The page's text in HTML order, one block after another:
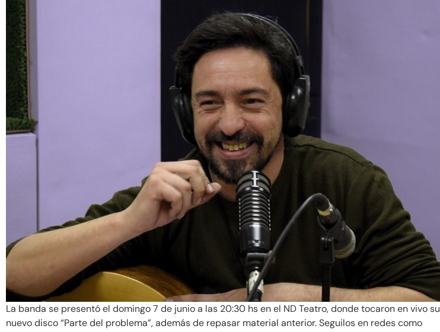
La banda se presentó el domingo 7 de junio a las 20:30 hs en el ND Teatro, donde tocaron en vivo su
nuevo disco “Parte del problema”, además de repasar material anterior. Seguilos en redes como